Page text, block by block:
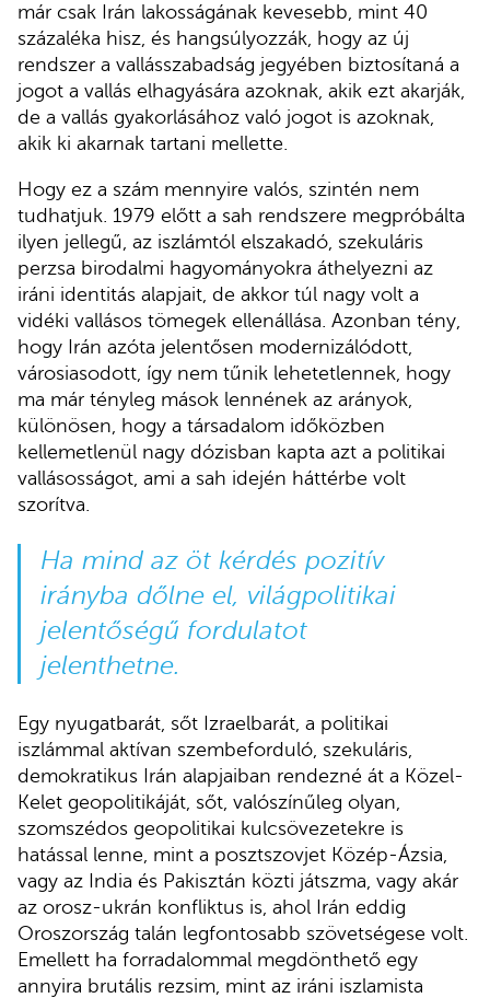
már csak Irán lakosságának kevesebb, mint 40
százaléka hisz, és hangsúlyozzák, hogy az új
rendszer a vallásszabadság jegyében biztosítaná a
jogot a vallás elhagyására azoknak, akik ezt akarják,
de a vallás gyakorlásához való jogot is azoknak,
akik ki akarnak tartani mellette.
Hogy ez a szám mennyire valós, szintén nem
tudhatjuk. 1979 előtt a sah rendszere megpróbálta
ilyen jellegű, az iszlámtól elszakadó, szekuláris
perzsa birodalmi hagyományokra áthelyezni az
iráni identitás alapjait, de akkor túl nagy volt a
vidéki vallásos tömegek ellenállása. Azonban tény,
hogy Irán azóta jelentősen modernizálódott,
városiasodott, így nem tűnik lehetetlennek, hogy
ma már tényleg mások lennének az arányok,
különösen, hogy a társadalom időközben
kellemetlenül nagy dózisban kapta azt a politikai
vallásosságot, ami a sah idején háttérbe volt
szorítva.
Ha mind az öt kérdés pozitív
irányba dőlne el, világpolitikai
jelentőségű fordulatot
jelenthetne.
Egy nyugatbarát, sőt Izraelbarát, a politikai
iszlámmal aktívan szembeforduló, szekuláris,
demokratikus Irán alapjaiban rendezné át a Közel-
Kelet geopolitikáját, sőt, valószínűleg olyan,
szomszédos geopolitikai kulcsövezetekre is
hatással lenne, mint a posztszovjet Közép-Ázsia,
vagy az India és Pakisztán közti játszma, vagy akár
az orosz-ukrán konfliktus is, ahol Irán eddig
Oroszország talán legfontosabb szövetségese volt.
Emellett ha forradalommal megdönthető egy
annyira brutális rezsim, mint az iráni iszlamista